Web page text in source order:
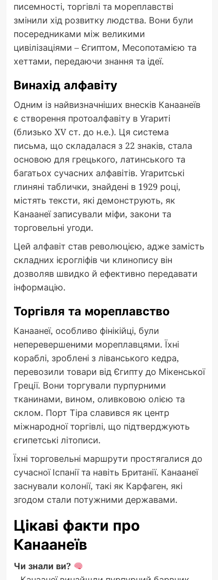
писемності, торгівлі та мореплавстві
змінили хід розвитку людства. Вони були
посередниками між великими
цивілізаціями – Єгиптом, Месопотамією та
хеттами, передаючи знання та ідеї.
Винахід алфавіту
Одним із найвизначніших внесків Канаанеїв
є створення протоалфавіту в Угариті
(близько XV ст. до н.е.). Ця система
письма, що складалася з 22 знаків, стала
основою для грецького, латинського та
багатьох сучасних алфавітів. Угаритські
глиняні таблички, знайдені в 1929 році,
містять тексти, які демонструють, як
Канаанеї записували міфи, закони та
торговельні угоди.
Цей алфавіт став революцією, адже замість
складних ієрогліфів чи клинопису він
дозволяв швидко й ефективно передавати
інформацію.
Торгівля та мореплавство
Канаанеї, особливо фінікійці, були
неперевершеними мореплавцями. Їхні
кораблі, зроблені з ліванського кедра,
перевозили товари від Єгипту до Мікенської
Греції. Вони торгували пурпурними
тканинами, вином, оливковою олією та
склом. Порт Тіра славився як центр
міжнародної торгівлі, що підтверджують
єгипетські літописи.
Їхні торговельні маршрути простягалися до
сучасної Іспанії та навіть Британії. Канаанеї
заснували колонії, такі як Карфаген, які
згодом стали потужними державами.
Цікаві факти про
Канаанеїв
Чи знали ви?